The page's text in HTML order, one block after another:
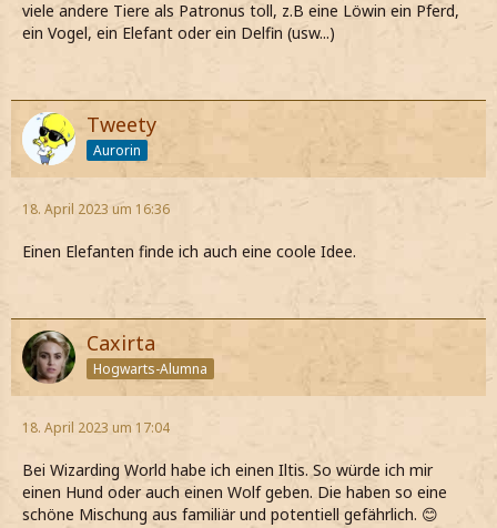
viele andere Tiere als Patronus toll, z.B eine Löwin ein Pferd,
ein Vogel, ein Elefant oder ein Delfin (usw...)
Tweety
Aurorin
18. April 2023 um 16:36
Einen Elefanten finde ich auch eine coole Idee.
Caxirta
Hogwarts-Alumna
18. April 2023 um 17:04
Bei Wizarding World habe ich einen Iltis. So würde ich mir
einen Hund oder auch einen Wolf geben. Die haben so eine
schöne Mischung aus familiär und potentiell gefährlich. 😊